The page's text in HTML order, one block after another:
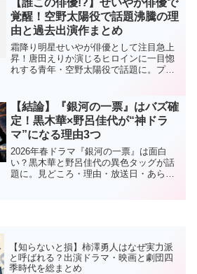
覚醒！空野太陽役で話題沸騰の理
由と過去出演作まとめ
霜降り明星せいやが俳優として注目急上
昇！唐田えりか演じるヒロインに一目惚
れする青年・空野太陽役で話題に。プロ
【結論】『銀河の一票』はバズ確
定！黒木華×野呂佳代が“神ドラ
マ”になる理由3つ
2026年春ドラマ『銀河の一票』は面白
い？黒木華と野呂佳代の異色タッグが話
題に。見どころ・理由・放送日・あらす
【知らないと損】柿澤勇人はなぜ実力派
と呼ばれる？出演ドラマ・映画と劇団四
季時代を総まとめ